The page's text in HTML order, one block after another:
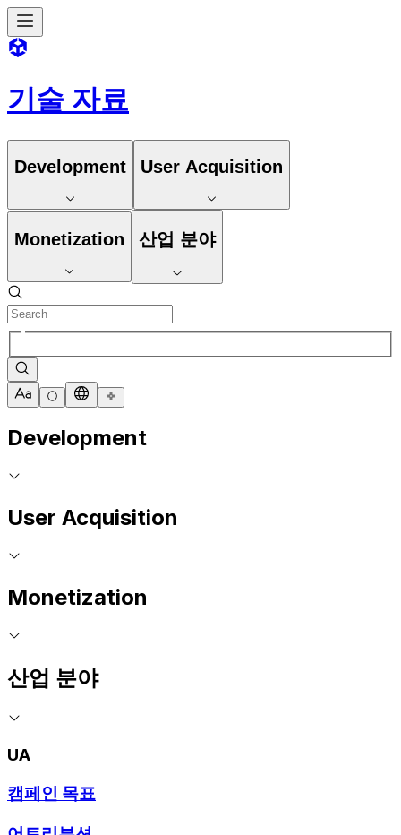
기술 자료
Development User Acquisition
Monetization 산업 분야
Development
User Acquisition
Monetization
산업 분야
UA
캠페인 목표